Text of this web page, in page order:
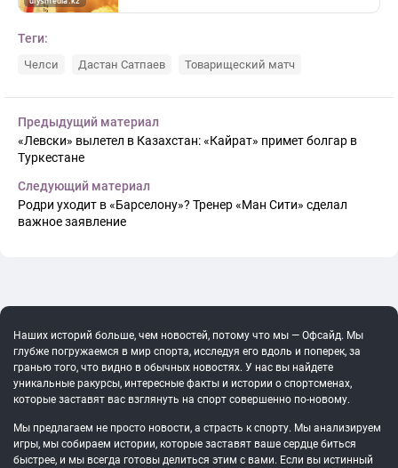
Теги:
Челси Дастан Сатпаев Товарищеский матч
Предыдущий материал
«Левски» вылетел в Казахстан: «Кайрат» примет болгар в
Туркестане
Следующий материал
Родри уходит в «Барселону»? Тренер «Ман Сити» сделал
важное заявление
Наших историй больше, чем новостей, потому что мы — Офсайд. Мы
глубже погружаемся в мир спорта, исследуя его вдоль и поперек, за
гранью того, что видно в обычных новостях. У нас вы найдете
уникальные ракурсы, интересные факты и истории о спортсменах,
которые заставят вас взглянуть на спорт совершенно по-новому.
Мы предлагаем не просто новости, а страсть к спорту. Мы анализируем
игры, мы собираем истории, которые заставят ваше сердце биться
быстрее, и мы всегда готовы делиться этим с вами. Если вы истинный